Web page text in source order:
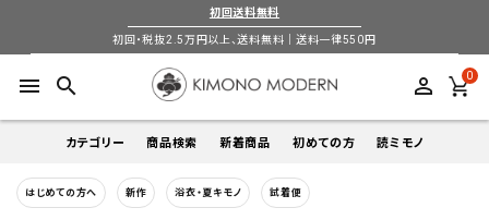
初回送料無料
初回・税抜2.5万円以上、送料無料｜送料一律550円
menu search perm_identity 0
カテゴリー
着物
商品検索
キーワードから探す
新着商品 初めての方 読ミモノ
はじめての方へ 新作 浴衣・夏キモノ 試着便